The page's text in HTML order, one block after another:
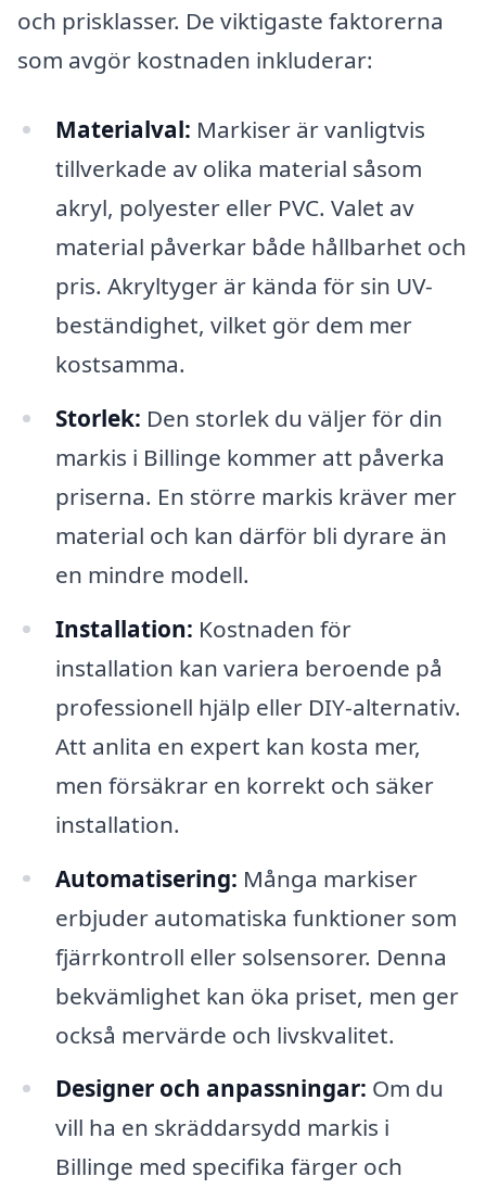
och prisklasser. De viktigaste faktorerna
som avgör kostnaden inkluderar:
Materialval: Markiser är vanligtvis
tillverkade av olika material såsom
akryl, polyester eller PVC. Valet av
material påverkar både hållbarhet och
pris. Akryltyger är kända för sin UV-
beständighet, vilket gör dem mer
kostsamma.
Storlek: Den storlek du väljer för din
markis i Billinge kommer att påverka
priserna. En större markis kräver mer
material och kan därför bli dyrare än
en mindre modell.
Installation: Kostnaden för
installation kan variera beroende på
professionell hjälp eller DIY-alternativ.
Att anlita en expert kan kosta mer,
men försäkrar en korrekt och säker
installation.
Automatisering: Många markiser
erbjuder automatiska funktioner som
fjärrkontroll eller solsensorer. Denna
bekvämlighet kan öka priset, men ger
också mervärde och livskvalitet.
Designer och anpassningar: Om du
vill ha en skräddarsydd markis i
Billinge med specifika färger och